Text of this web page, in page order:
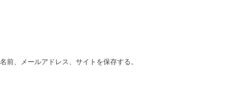
前、メールアドレス、サイトを保存する。